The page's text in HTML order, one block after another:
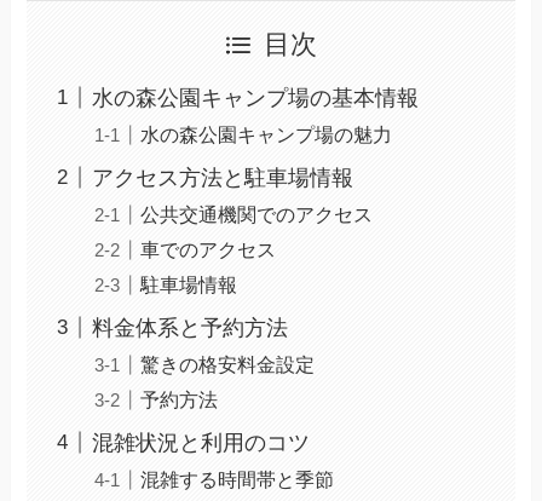
目次
水の森公園キャンプ場の基本情報
水の森公園キャンプ場の魅力
アクセス方法と駐車場情報
公共交通機関でのアクセス
車でのアクセス
駐車場情報
料金体系と予約方法
驚きの格安料金設定
予約方法
混雑状況と利用のコツ
混雑する時間帯と季節